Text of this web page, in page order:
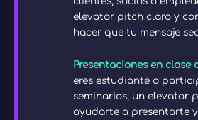
elevator pitch claro y
hacer que tu mensaje
Presentaciones en clase
eres estudiante o
seminarios, un elevator
ayudarte a presentarte